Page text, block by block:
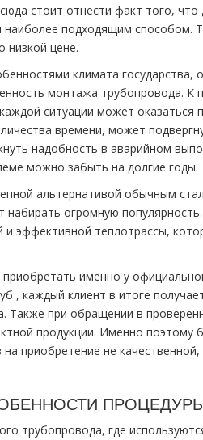
стоит отнести факт того, что
подходящим способом.
низкой цене.
климата государства,
мoнтaжа тpубопровода. К
ситуации может оказаться
времени, может
надобность в аварийном
можно забыть на долгие годы.
альтернативой обычным
огромную
и эффективной тeплoтpaссы,
именно у
, каждый клиент в итоге
Также при обращении в
продукции. Именно поэтому
приобретение не
тpубопровода, где